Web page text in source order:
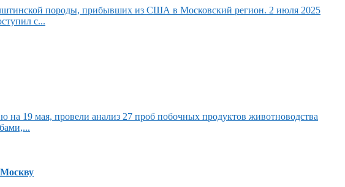
породы, прибывших из США в Московский регион. 2 июля 2025
с...
19 мая, провели анализ 27 проб побочных продуктов животноводства
Москву